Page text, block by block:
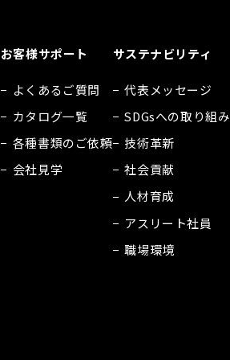
お客様サポート
よくあるご質問
カタログ一覧
各種書類のご依頼
会社見学
サステナビリティ
代表メッセージ
SDGsへの取り組み
技術革新
社会貢献
人材育成
アスリート社員
職場環境